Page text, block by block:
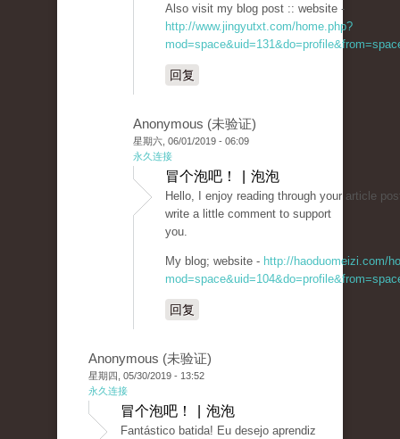
Also visit my blog post :: website -
http://www.jingyutxt.com/home.php?
回复
Anonymous (未验证)
星期六, 06/01/2019 - 06:09
永久连接
冒个泡吧！ | 泡泡
Hello, I enjoy reading through your article
write a little comment to support
you.
My blog; website - http://haoduomeizi.com/
回复
Anonymous (未验证)
星期四, 05/30/2019 - 13:52
永久连接
冒个泡吧！ | 泡泡
Fantástico batida! Eu desejo aprendiz